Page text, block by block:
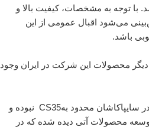
با توجه به مشخصات، کیفیت بالا و
می‌شود اقبال عمومی از این
باشد.
دیگر محصولات این شرکت در ایران وجود
قرارداد تولید محصولات چانگان در سایپاکاشان محدود بهCS35 نبوده و
محصولات آتی دیده شده که در